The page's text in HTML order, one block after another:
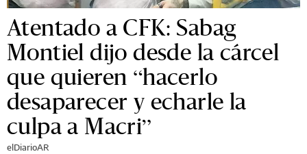
Atentado a CFK: Sabag
Montiel dijo desde la cárcel
que quieren “hacerlo
desaparecer y echarle la
culpa a Macri”
elDiarioAR